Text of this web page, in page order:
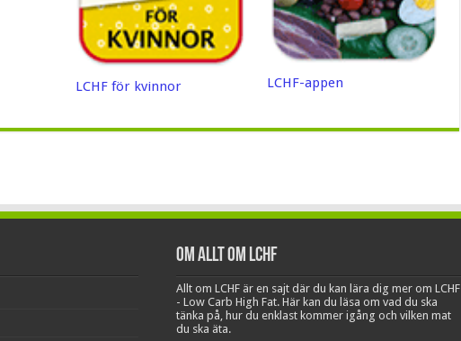
LCHF för kvinnor LCHF-appen
Om Allt om LCHF
Allt om LCHF är en sajt där du kan lära dig mer om LCHF
- Low Carb High Fat. Här kan du läsa om vad du ska
tänka på, hur du enklast kommer igång och vilken mat
du ska äta.